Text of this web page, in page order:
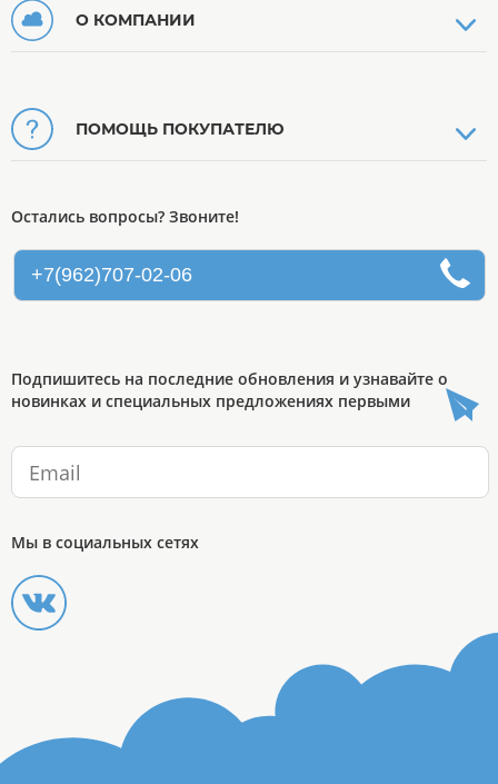
О КОМПАНИИ
ПОМОЩЬ ПОКУПАТЕЛЮ
Остались вопросы? Звоните!
+7(962)707-02-06
Подпишитесь на последние обновления и узнавайте о
новинках и специальных предложениях первыми
Мы в социальных сетях